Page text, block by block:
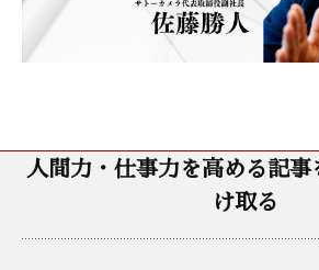
人間力・仕事力を高める記
け取る